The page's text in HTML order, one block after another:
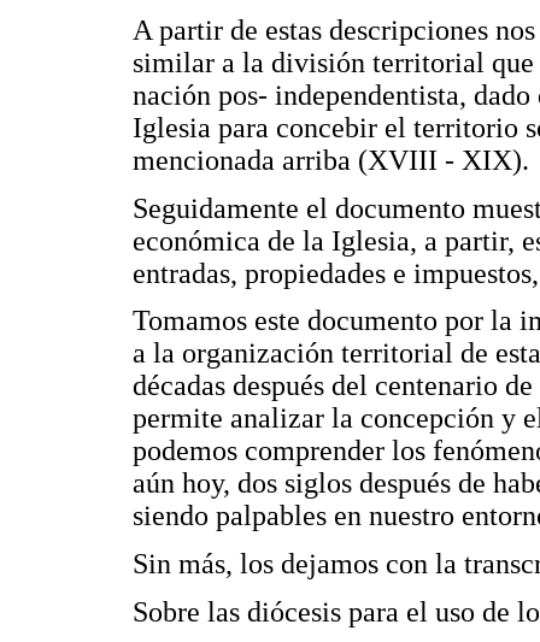
A partir de estas descripciones
similar a la división territorial
nación pos- independentista,
Iglesia para concebir el territorio
mencionada arriba (XVIII - XIX).
Seguidamente el documento
económica de la Iglesia, a partir,
entradas, propiedades e
Tomamos este documento por la
a la organización territorial de
décadas después del centenario
permite analizar la concepción y
podemos comprender los
aún hoy, dos siglos después de
siendo palpables en nuestro
Sin más, los dejamos con la
Sobre las diócesis para el uso de